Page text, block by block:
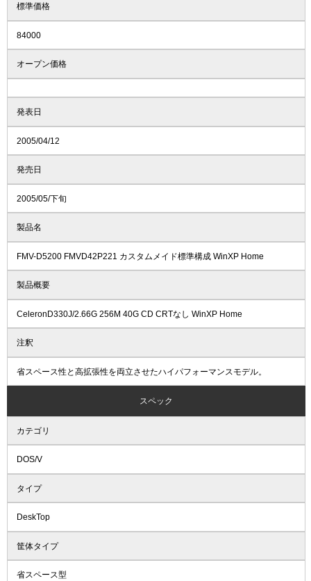
標準価格
84000
オープン価格
発表日
2005/04/12
発売日
2005/05/下旬
製品名
FMV-D5200 FMVD42P221 カスタムメイド標準構成 WinXP Home
製品概要
CeleronD330J/2.66G 256M 40G CD CRTなし WinXP Home
注釈
省スペース性と高拡張性を両立させたハイパフォーマンスモデル。
スペック
カテゴリ
DOS/V
タイプ
DeskTop
筐体タイプ
省スペース型